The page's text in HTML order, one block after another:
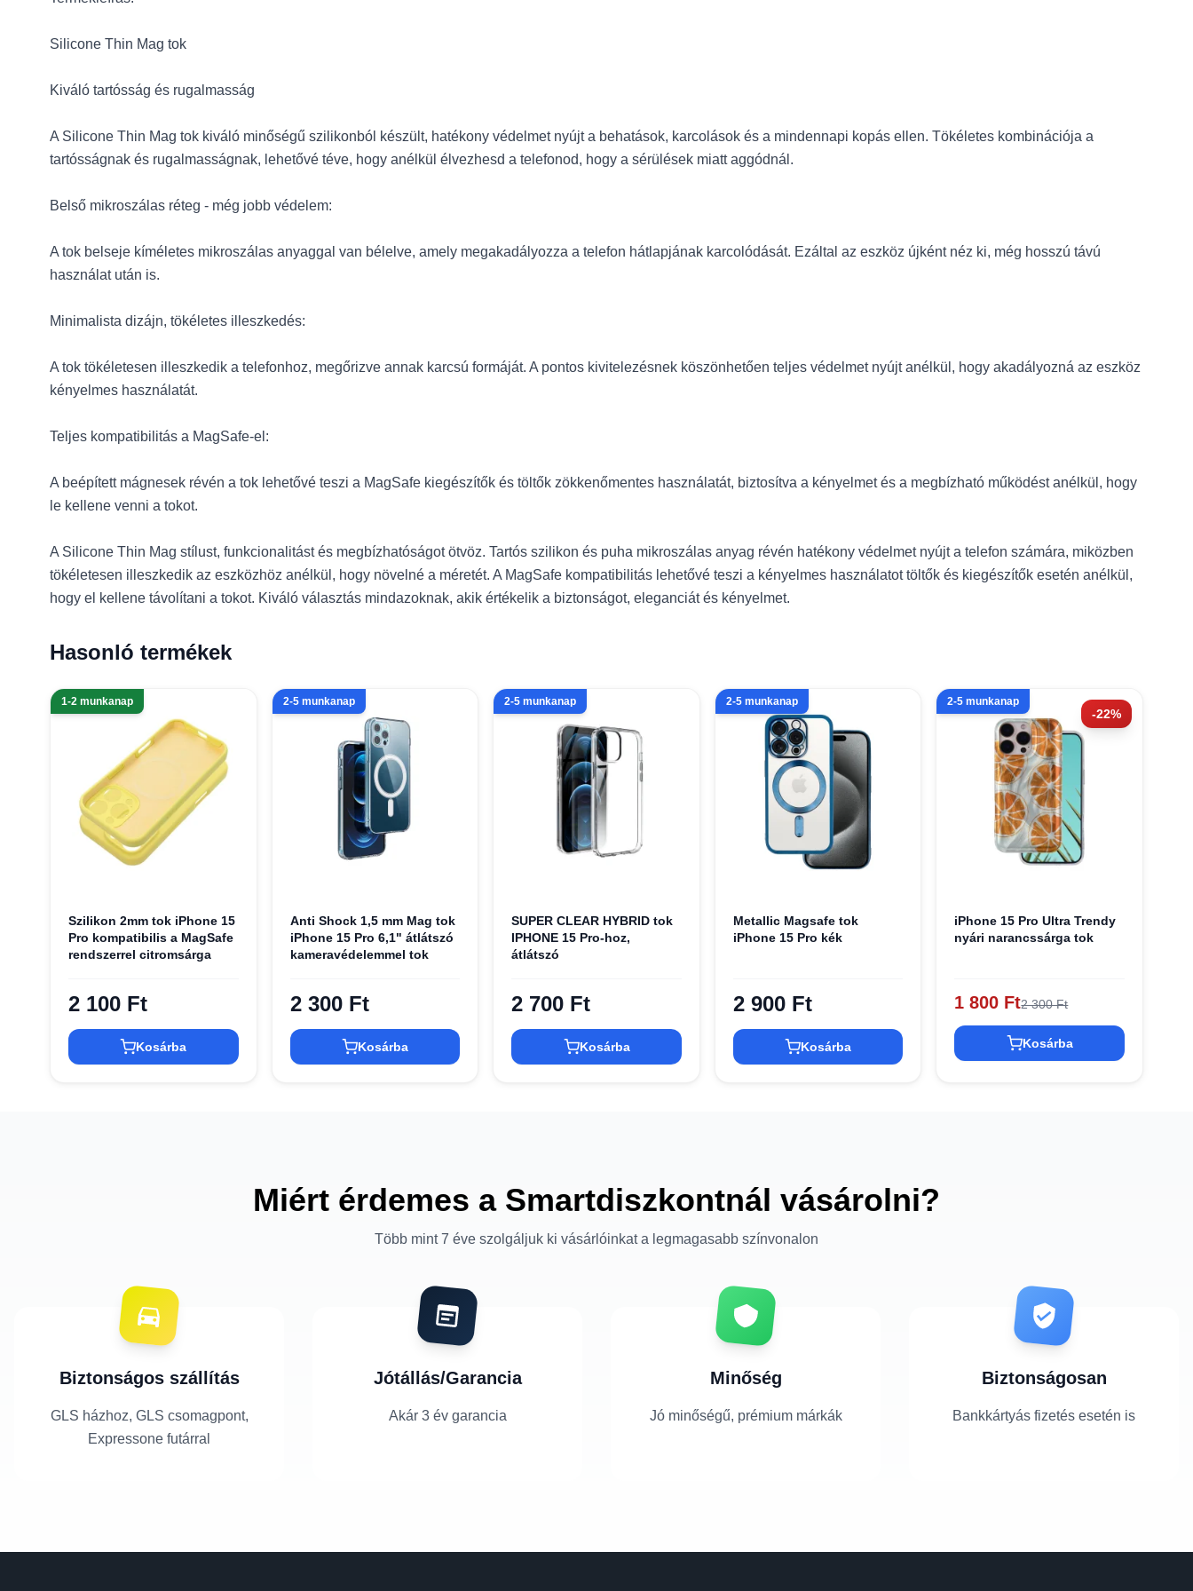
Silicone Thin Mag tok
Kiváló tartósság és rugalmasság
A Silicone Thin Mag tok kiváló minőségű szilikonból készült, hatékony védelmet nyújt a behatások, karcolások és a mindennapi kopás ellen. Tökéletes kombinációja a
tartósságnak és rugalmasságnak, lehetővé téve, hogy anélkül élvezhesd a telefonod, hogy a sérülések miatt aggódnál.
Belső mikroszálas réteg - még jobb védelem:
A tok belseje kíméletes mikroszálas anyaggal van bélelve, amely megakadályozza a telefon hátlapjának karcolódását. Ezáltal az eszköz újként néz ki, még hosszú távú
használat után is.
Minimalista dizájn, tökéletes illeszkedés:
A tok tökéletesen illeszkedik a telefonhoz, megőrizve annak karcsú formáját. A pontos kivitelezésnek köszönhetően teljes védelmet nyújt anélkül, hogy akadályozná az eszköz
kényelmes használatát.
Teljes kompatibilitás a MagSafe-el:
A beépített mágnesek révén a tok lehetővé teszi a MagSafe kiegészítők és töltők zökkenőmentes használatát, biztosítva a kényelmet és a megbízható működést anélkül, hogy
le kellene venni a tokot.
A Silicone Thin Mag stílust, funkcionalitást és megbízhatóságot ötvöz. Tartós szilikon és puha mikroszálas anyag révén hatékony védelmet nyújt a telefon számára, miközben
tökéletesen illeszkedik az eszközhöz anélkül, hogy növelné a méretét. A MagSafe kompatibilitás lehetővé teszi a kényelmes használatot töltők és kiegészítők esetén anélkül,
hogy el kellene távolítani a tokot. Kiváló választás mindazoknak, akik értékelik a biztonságot, eleganciát és kényelmet.
Hasonló termékek
1-2 munkanap
Szilikon 2mm tok iPhone 15
Pro kompatibilis a MagSafe
rendszerrel citromsárga
2 100 Ft
Kosárba
2-5 munkanap
Anti Shock 1,5 mm Mag tok
iPhone 15 Pro 6,1" átlátszó
kameravédelemmel tok
2 300 Ft
Kosárba
2-5 munkanap
SUPER CLEAR HYBRID tok
IPHONE 15 Pro-hoz,
átlátszó
2 700 Ft
Kosárba
2-5 munkanap
Metallic Magsafe tok
iPhone 15 Pro kék
2 900 Ft
Kosárba
-22%
2-5 munkanap
iPhone 15 Pro Ultra Trendy
nyári narancssárga tok
1 800 Ft2 300 Ft
Kosárba
Miért érdemes a Smartdiszkontnál vásárolni?
Több mint 7 éve szolgáljuk ki vásárlóinkat a legmagasabb színvonalon
Biztonságos szállítás
GLS házhoz, GLS csomagpont,
Expressone futárral
Jótállás/Garancia
Akár 3 év garancia
Minőség
Jó minőségű, prémium márkák
Biztonságosan
Bankkártyás fizetés esetén is